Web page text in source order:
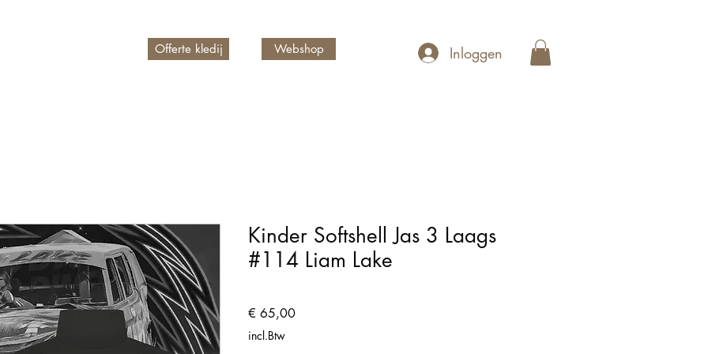
Offerte kledij Inloggen
Webshop
Kinder Softshell Jas 3 Laags
#114 Liam Lake
€ 65,00Prijs
incl.Btw